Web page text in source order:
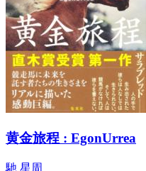
黄金旅程 : EgonUrrea
馳 星周